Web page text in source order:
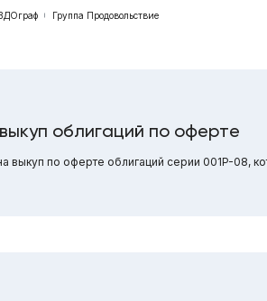
Группа Продовольствие
облигаций по оферте
выкуп по оферте облигаций серии 001P-08,